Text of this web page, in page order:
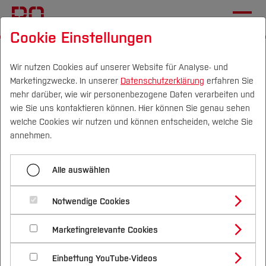
Campus Personen DE|EN Quicklinks
Studium
Studienangebote
Bachelorstudiengänge
Masterstudiengänge
Vor dem Studium
Bewerben & Einschreiben
Bewerbungsportal
Im Studium
Studienbüros und Prüfungen
Nach dem Studium
Forschung & Transfer
Profil
Forschungs- und Transferprofil
Schwerpunkte (FuT)
Beratung & Förderung
Nachhaltigkeit
Nachhaltigkeit studieren
International
Mechatronik und Maschinenbau
Einrichtungen
REFA-Grundausbildung
Menü aufklappen
REFA-Grundausbildung
DIE REFA-Grundausbildung
In Kooperation mit dem
REFA-Nordwest e. V.
bieten das Institut Betriebsorganisation und
Logistik gemeinsam die verkürzte REFA-
Cookie Einstellungen
Wir nutzen Cookies auf unserer Website für Analyse- und
Marketingzwecke. In unserer Datenschutzerklärung erfahren Sie
mehr darüber, wie wir personenbezogene Daten verarbeiten und
wie Sie uns kontaktieren können. Hier können Sie genau sehen
welche Cookies wir nutzen und können entscheiden, welche Sie
annehmen.
Alle auswählen
Notwendige Cookies
Marketingrelevante Cookies
Einbettung YouTube-Videos